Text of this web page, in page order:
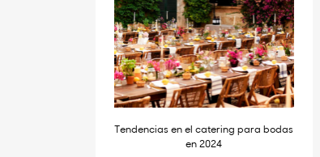
Tendencias en el catering para bodas
en 2024